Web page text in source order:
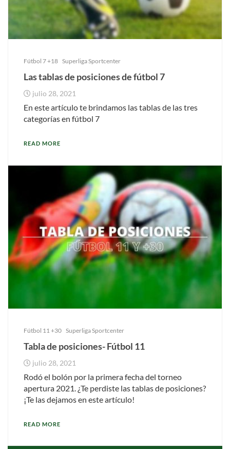
Fútbol 7 +18 Superliga Sportcenter
Las tablas de posiciones de fútbol 7
julio 28, 2021
En este artículo te brindamos las tablas de las tres
categorías en fútbol 7
READ MORE
Fútbol 11 +30 Superliga Sportcenter
Tabla de posiciones- Fútbol 11
julio 28, 2021
Rodó el bolón por la primera fecha del torneo
apertura 2021. ¿Te perdiste las tablas de posiciones?
¡Te las dejamos en este artículo!
READ MORE